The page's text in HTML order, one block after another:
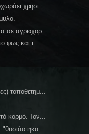
χρησι...
σε αγριόχορ...
φως και τ...
τοποθετημ...
κορμό. Τον...